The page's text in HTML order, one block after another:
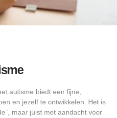
autisme biedt een fijne,
en jezelf te ontwikkelen. Het is
maar juist met aandacht voor